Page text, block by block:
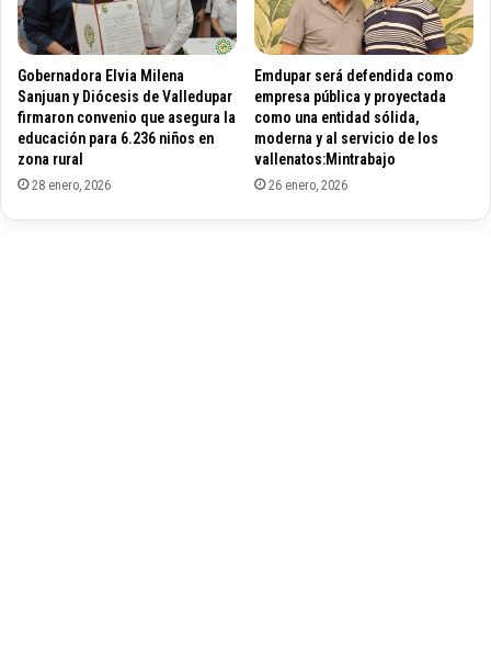
t
a
p
o
r
e
l
M
i
Gobernadora Elvia Milena
Sanjuan y Diócesis de Valledupar
firmaron convenio que asegura la
educación para 6.236 niños en
zona rural
28 enero, 2026
Emdupar será defendida como
empresa pública y proyectada
como una entidad sólida,
moderna y al servicio de los
vallenatos:Mintrabajo
26 enero, 2026